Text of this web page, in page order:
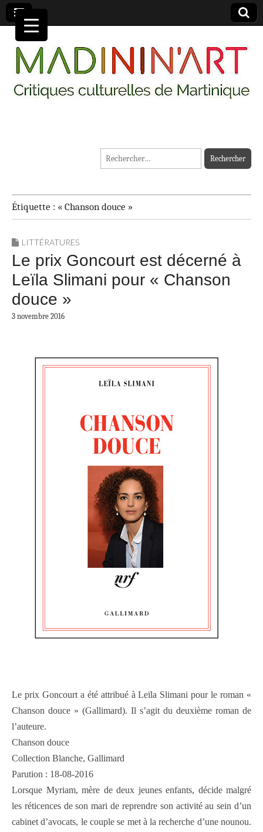
MADININ'ART
Rechercher :
Étiquette : « Chanson douce »
LITTÉRATURES
Le prix Goncourt est décerné à
Leïla Slimani pour « Chanson
douce »
3 novembre 2016
Le prix Goncourt a été attribué à Leïla Slimani pour le roman «
Chanson douce » (Gallimard). Il s’agit du deuxième roman de
l’auteure.
Chanson douce
Collection Blanche, Gallimard
Parution : 18-08-2016
Lorsque Myriam, mère de deux jeunes enfants, décide malgré
les réticences de son mari de reprendre son activité au sein d’un
cabinet d’avocats, le couple se met à la recherche d’une nounou.